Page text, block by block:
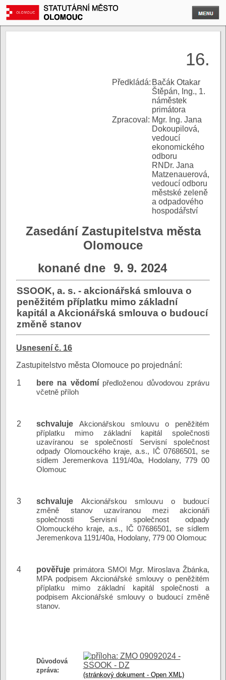
16.
Předkládá: Bačák Otakar
Štěpán, Ing., 1.
náměstek
primátora
Zpracoval: Mgr. Ing. Jana
Dokoupilová,
vedoucí
ekonomického
odboru
RNDr. Jana
Matzenauerová,
vedoucí odboru
městské zeleně
a odpadového
hospodářství
Zasedání Zastupitelstva města
Olomouce
konané dne 9. 9. 2024
SSOOK, a. s. - akcionářská smlouva o
peněžitém příplatku mimo základní
kapitál a Akcionářská smlouva o budoucí
změně stanov
Usnesení č. 16
Zastupitelstvo města Olomouce po projednání:
1 bere na vědomí předloženou důvodovou zprávu
včetně příloh
2 schvaluje Akcionářskou smlouvu o peněžitém
příplatku mimo základní kapitál společnosti
uzavíranou se společností Servisní společnost
odpady Olomouckého kraje, a.s., IČ 07686501, se
sídlem Jeremenkova 1191/40a, Hodolany, 779 00
Olomouc
3 schvaluje Akcionářskou smlouvu o budoucí
změně stanov uzavíranou mezi akcionáři
společnosti Servisní společnost odpady
Olomouckého kraje, a.s., IČ 07686501, se sídlem
Jeremenkova 1191/40a, Hodolany, 779 00 Olomouc
4 pověřuje primátora SMOl Mgr. Miroslava Žbánka,
MPA podpisem Akcionářské smlouvy o peněžitém
příplatku mimo základní kapitál společnosti a
podpisem Akcionářské smlouvy o budoucí změně
stanov.
Důvodová
zpráva:
ZMO 09092024 -
SSOOK - DZ
(stránkový dokument - Open XML)